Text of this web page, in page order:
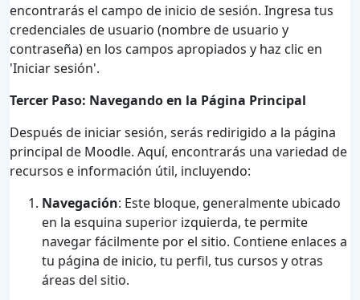
encontrarás el campo de inicio de sesión. Ingresa tus
credenciales de usuario (nombre de usuario y
contraseña) en los campos apropiados y haz clic en
'Iniciar sesión'.
Tercer Paso: Navegando en la Página Principal
Después de iniciar sesión, serás redirigido a la página
principal de Moodle. Aquí, encontrarás una variedad de
recursos e información útil, incluyendo:
Navegación: Este bloque, generalmente ubicado
en la esquina superior izquierda, te permite
navegar fácilmente por el sitio. Contiene enlaces a
tu página de inicio, tu perfil, tus cursos y otras
áreas del sitio.